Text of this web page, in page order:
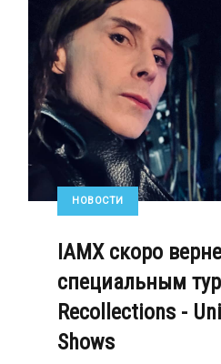
НОВОСТИ
IAMX скоро
специальным
Recollections -
Shows